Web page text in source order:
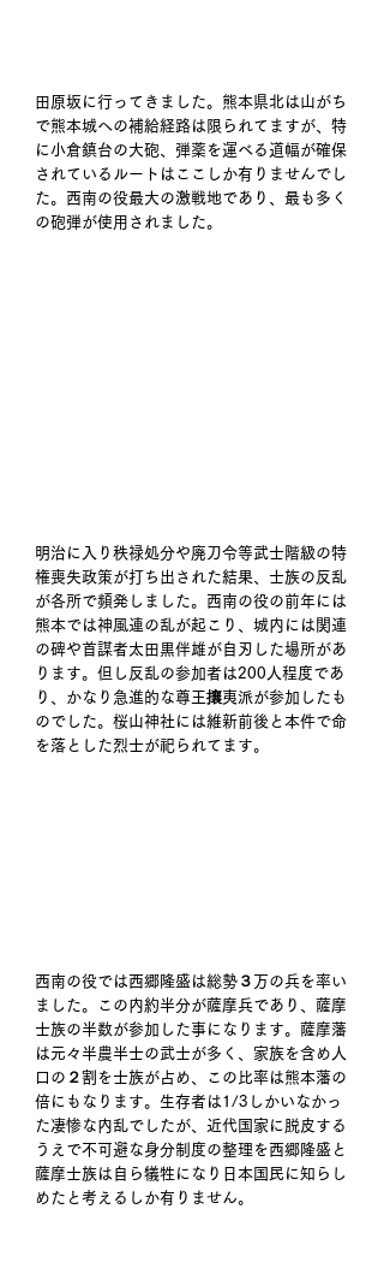
田原坂に行ってきました。熊本県北は山がち
で熊本城への補給経路は限られてますが、特
に小倉鎮台の大砲、弾薬を運べる道幅が確保
されているルートはここしか有りませんでし
た。西南の役最大の激戦地であり、最も多く
の砲弾が使用されました。
明治に入り秩禄処分や廃刀令等武士階級の特
権喪失政策が打ち出された結果、士族の反乱
が各所で頻発しました。西南の役の前年には
熊本では神風連の乱が起こり、城内には関連
の碑や首謀者太田黒伴雄が自刃した場所があ
ります。但し反乱の参加者は200人程度であ
り、かなり急進的な尊王攘夷派が参加したも
のでした。桜山神社には維新前後と本件で命
を落とした烈士が祀られてます。
西南の役では西郷隆盛は総勢３万の兵を率い
ました。この内約半分が薩摩兵であり、薩摩
士族の半数が参加した事になります。薩摩藩
は元々半農半士の武士が多く、家族を含め人
口の２割を士族が占め、この比率は熊本藩の
倍にもなります。生存者は1/3しかいなかっ
た凄惨な内乱でしたが、近代国家に脱皮する
うえで不可避な身分制度の整理を西郷隆盛と
薩摩士族は自ら犠牲になり日本国民に知らし
めたと考えるしか有りません。